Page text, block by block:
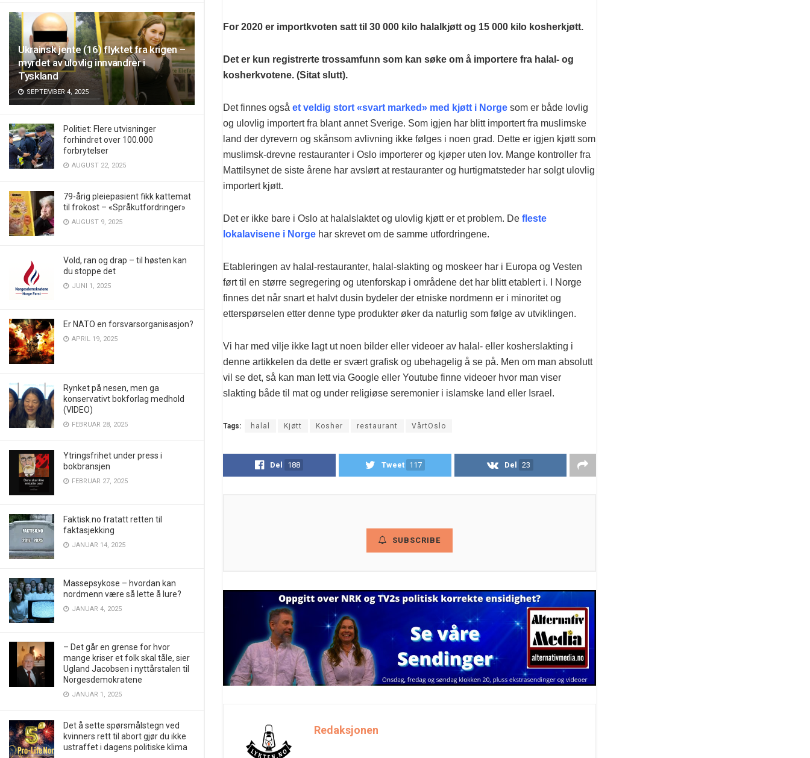
Ukrainsk jente (16) flyktet fra krigen –
myrdet av ulovlig innvandrer i
Tyskland
SEPTEMBER 4, 2025
Politiet: Flere utvisninger
forhindret over 100.000
forbrytelser
AUGUST 22, 2025
79-årig pleiepasient fikk kattemat
til frokost – «Språkutfordringer»
AUGUST 9, 2025
Vold, ran og drap – til høsten kan
du stoppe det
JUNI 1, 2025
Er NATO en forsvarsorganisasjon?
APRIL 19, 2025
Rynket på nesen, men ga
konservativt bokforlag medhold
(VIDEO)
FEBRUAR 28, 2025
Ytringsfrihet under press i
bokbransjen
FEBRUAR 27, 2025
Faktisk.no fratatt retten til
faktasjekking
JANUAR 14, 2025
Massepsykose – hvordan kan
nordmenn være så lette å lure?
JANUAR 4, 2025
– Det går en grense for hvor
mange kriser et folk skal tåle, sier
Ugland Jacobsen i nyttårstalen til
Norgesdemokratene
JANUAR 1, 2025
Det å sette spørsmålstegn ved
kvinners rett til abort gjør du ikke
ustraffet i dagens politiske klima
For 2020 er importkvoten satt til 30 000 kilo halalkjøtt og 15 000 kilo kosherkjøtt.
Det er kun registrerte trossamfunn som kan søke om å importere fra halal- og
kosherkvotene. (Sitat slutt).
Det finnes også et veldig stort «svart marked» med kjøtt i Norge som er både lovlig
og ulovlig importert fra blant annet Sverige. Som igjen har blitt importert fra muslimske
land der dyrevern og skånsom avlivning ikke følges i noen grad. Dette er igjen kjøtt som
muslimsk-drevne restauranter i Oslo importerer og kjøper uten lov. Mange kontroller fra
Mattilsynet de siste årene har avslørt at restauranter og hurtigmatsteder har solgt ulovlig
importert kjøtt.
Det er ikke bare i Oslo at halalslaktet og ulovlig kjøtt er et problem. De fleste
lokalavisene i Norge har skrevet om de samme utfordringene.
Etableringen av halal-restauranter, halal-slakting og moskeer har i Europa og Vesten
ført til en større segregering og utenforskap i områdene det har blitt etablert i. I Norge
finnes det når snart et halvt dusin bydeler der etniske nordmenn er i minoritet og
etterspørselen etter denne type produkter øker da naturlig som følge av utviklingen.
Vi har med vilje ikke lagt ut noen bilder eller videoer av halal- eller kosherslakting i
denne artikkelen da dette er svært grafisk og ubehagelig å se på. Men om man absolutt
vil se det, så kan man lett via Google eller Youtube finne videoer hvor man viser
slakting både til mat og under religiøse seremonier i islamske land eller Israel.
Tags: halal Kjøtt Kosher restaurant VårtOslo
Del 188 Tweet 117 Del 23
SUBSCRIBE
Redaksjonen